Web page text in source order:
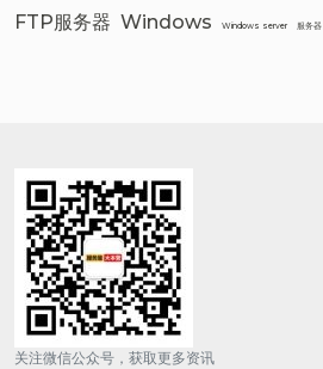
FTP服务器 Windows Windows server 服务器
关注微信公众号，获取更多资讯